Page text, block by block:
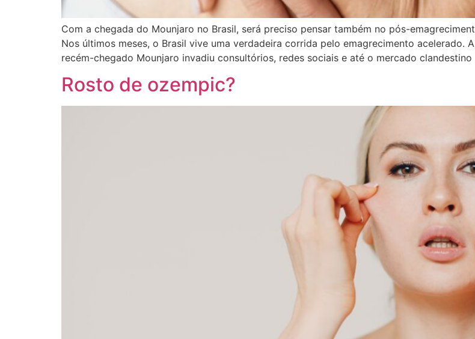
Com a chegada do Mounjaro no Brasil, será preciso pensar também no pós-
Nos últimos meses, o Brasil vive uma verdadeira corrida pelo emagrecimento acelerado.
recém-chegado Mounjaro invadiu consultórios, redes sociais e até o mercado
Rosto de ozempic?